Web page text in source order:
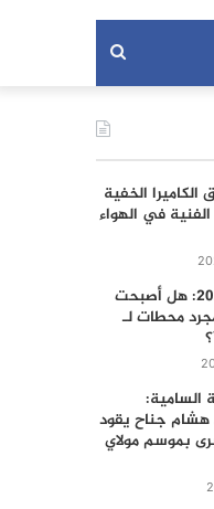
بحث
عن
الخفية
في الهواء
معركة 23 شتنبر 2026: هل أصبحت
محطات لـ
السامية:
هشام جناح يقود
بموسم مولاي